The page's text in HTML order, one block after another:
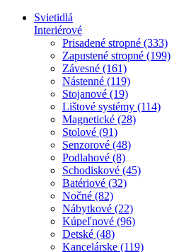
Svietidlá
Interiérové
Prisadené stropné (333)
Zapustené stropné (199)
Závesné (161)
Nástenné (119)
Stojanové (19)
Lištové systémy (114)
Magnetické (28)
Stolové (91)
Senzorové (48)
Podlahové (8)
Schodiskové (45)
Batériové (32)
Nočné (82)
Nábytkové (22)
Kúpeľnové (96)
Detské (48)
Kancelárske (119)